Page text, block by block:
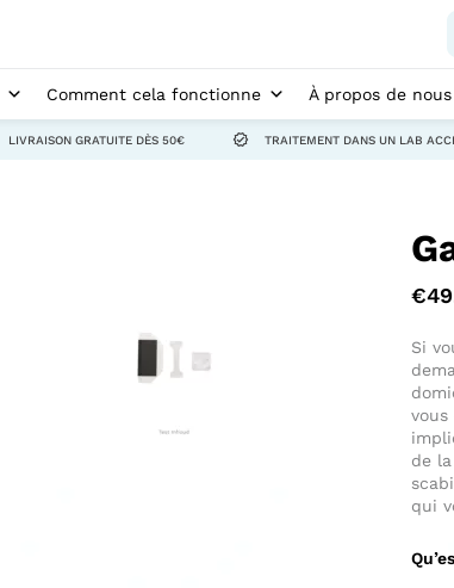
Comment cela fonctionne À propos de nous
LIVRAISON GRATUITE DÈS 50€ TRAITEMENT DANS UN LAB
€
Si
de
qui